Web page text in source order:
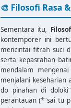
🎨 Filosofi Rasa
Sementara itu,
kontemporer ini
mencintai fitrah suci
serta kepasrahan
mendalam
menjalani keseharian
do pinahan di
perantauan (*"sai tu